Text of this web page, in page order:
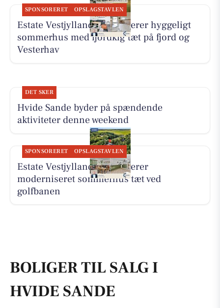
SPONSORERET OPSLAGSTAVLEN
Estate Vestjylland præsenterer hyggeligt
sommerhus med fjordkig tæt på fjord og
Vesterhav
DET SKER
Hvide Sande byder på spændende
aktiviteter denne weekend
SPONSORERET OPSLAGSTAVLEN
Estate Vestjylland præsenterer
moderniseret sommerhus tæt ved
golfbanen
BOLIGER TIL SALG I
HVIDE SANDE